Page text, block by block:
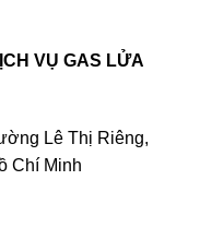
VỤ GAS LỬA
Lê Thị Riêng,
Chí Minh